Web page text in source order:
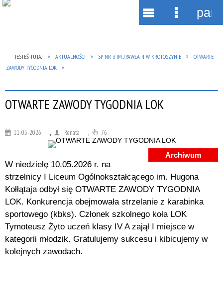
JESTEŚ TUTAJ AKTUALNOŚCI SP NR 3 IM. J.PAWŁA II W KROTOSZYNIE
OTWARTE
ZAWODY TYGODNIA LOK
OTWARTE ZAWODY TYGODNIA LOK
11-05-2026 Renata 76
Archiwum
W niedzielę 10.05.2026 r. na
strzelnicy I Liceum Ogólnokształcącego im. Hugona
Kołłątaja odbył się OTWARTE ZAWODY TYGODNIA
LOK. Konkurencja obejmowała strzelanie z karabinka
sportowego (kbks). Członek szkolnego koła LOK
Tymoteusz Żyto uczeń klasy IV A zajął I miejsce w
kategorii młodzik. Gratulujemy sukcesu i kibicujemy w
kolejnych zawodach.
Wyszukiwarka
Narzędzia
MenuMenu